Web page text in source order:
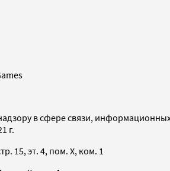
в сфере связи,
г.
15, эт. 4, пом. X, ком. 1